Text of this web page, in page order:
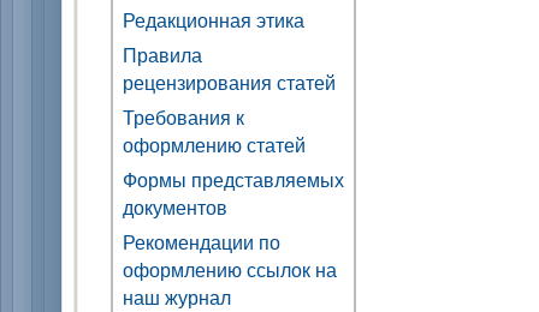
Редакционная этика
Правила
рецензирования статей
Требования к
оформлению статей
Формы представляемых
документов
Рекомендации по
оформлению ссылок на
наш журнал